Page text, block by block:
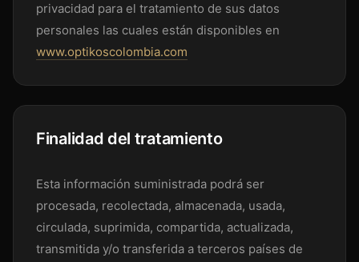
privacidad para el tratamiento de sus datos
personales las cuales están disponibles en
www.optikoscolombia.com
Finalidad del tratamiento
Esta información suministrada podrá ser
procesada, recolectada, almacenada, usada,
circulada, suprimida, compartida, actualizada,
transmitida y/o transferida a terceros países de